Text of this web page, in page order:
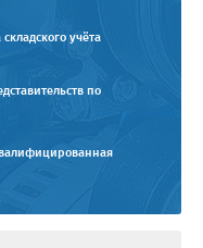
учёта
по